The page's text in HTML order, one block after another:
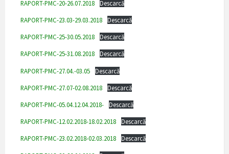
RAPORT-PMC-20-26.07.2018 Descarcă
RAPORT-PMC-23.03-29.03.2018 Descarcă
RAPORT-PMC-25-30.05.2018 Descarcă
RAPORT-PMC-25-31.08.2018 Descarcă
RAPORT-PMC-27.04.-03.05 Descarcă
RAPORT-PMC-27.07-02.08.2018 Descarcă
RAPORT-PMC-05.04.12.04.2018- Descarcă
RAPORT-PMC-12.02.2018-18.02.2018 Descarcă
RAPORT-PMC-23.02.2018-02.03.2018 Descarcă